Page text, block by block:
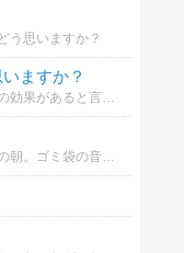
う思いますか？
ますか？
ローゼルは疲労回復や免疫力向上などの効果があると言われています。あなたはローゼルジャムに興味がありますか？
秋を感じさせない暑さの中、ゴミの日の朝。ゴミ袋の音が苦手なレオ君のお話。